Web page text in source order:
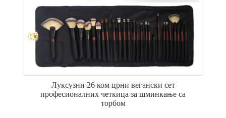
Луксузни 26 ком црни вегански сет
професионалних четкица за шминкање са
торбом